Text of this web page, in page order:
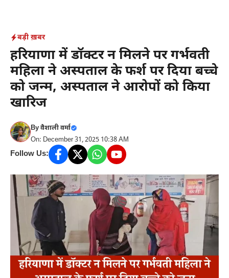
content
बड़ी ख़बर
हरियाणा में डॉक्टर न मिलने पर गर्भवती
महिला ने अस्पताल के फर्श पर दिया बच्चे
को जन्म, अस्पताल ने आरोपों को किया
खारिज
Byवैशाली वर्मा
On: December 31, 2025 10:38 AM
Follow Us: